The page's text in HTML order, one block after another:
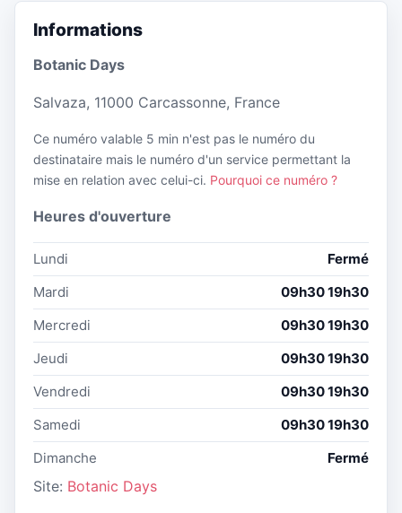
Informations
Botanic Days
Salvaza, 11000 Carcassonne, France
Ce numéro valable 5 min n'est pas le numéro du
destinataire mais le numéro d'un service permettant la
mise en relation avec celui-ci. Pourquoi ce numéro ?
Heures d'ouverture
Lundi
Fermé
Mardi
09h30 19h30
Mercredi
09h30 19h30
Jeudi
09h30 19h30
Vendredi
09h30 19h30
Samedi
09h30 19h30
Dimanche
Fermé
Site: Botanic Days